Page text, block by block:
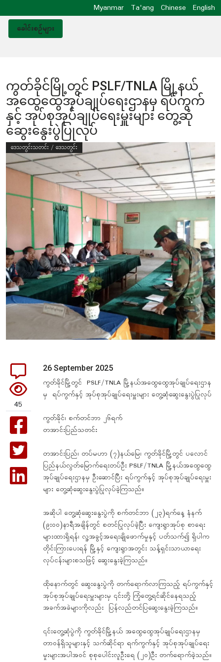
Myanmar Ta'ang Chinese
English
ခေါင်းစဥ်များ
ကွတ်ခိုင်မြို့တွင် PSLF/TNLA မြို့နယ်
အထွေထွေအုပ်ချုပ်ရေးဌာနမှ ရပ်ကွက်
နှင့် အုပ်စုအုပ်ချုပ်ရေးမှူးများ တွေ့ဆုံ
ဆွေးနွေးပွဲပြုလုပ်
ဒေသတွင်းသတင်း / ဒေသတွင်း
45
26 September 2025
ကွတ်ခိုင်မြို့တွင် PSLF/TNLA မြို့နယ်အထွေထွေအုပ်ချုပ်ရေးဌာန
မှ ရပ်ကွက်နှင့် အုပ်စုအုပ်ချုပ်ရေးမှူးများ တွေ့ဆုံဆွေးနွေးပွဲပြုလုပ်
ကွတ်ခိုင်၊ စက်တင်ဘာ ၂၆ရက်
တအာင်းပြည်သတင်း
တအာင်းပြည်၊ တပ်မဟာ (၇)နယ်မြေ၊ ကွတ်ခိုင်မြို့တွင် ပလောင်
ပြည်နယ်လွတ်မြောက်ရေးတပ်ဦး PSLF/TNLA မြို့နယ်အထွေထွေ
အုပ်ချုပ်ရေးဌာနမှ ဦးဆောင်ပြီး ရပ်ကွက်နှင့် အုပ်စုအုပ်ချုပ်ရေးမှူး
များ တွေ့ဆုံဆွေးနွေးပွဲပြုလုပ်ခဲ့ကြသည်။
အဆိုပါ တွေ့ဆုံဆွေးနွေးပွဲကို စက်တင်ဘာ (၂၃)ရက်နေ့ နံနက်
(၉း၀၀)နာရီအချိန်တွင် စတင်ပြုလုပ်ခဲ့ပြီး ကျေးရွာအုပ်စု စာရေး
များထားရှိရန်၊ လူ့အခွင့်အရေးချိုဖောက်မှုနှင့် ပတ်သက်၍ ရှိပါက
တိုင်းကြားပေးရန် မြို့နှင့် ကျေးရွာအတွင်း သန့်ရှင်းသာယာရေး
လုပ်ငန်းများစသဖြင့် ဆွေးနွေးခဲ့ကြသည်။
ထိုနောက်တွင် ဆွေးနွေးပွဲကို တက်ရောက်လာကြသည့် ရပ်ကွက်နှင့်
အုပ်စုအုပ်ချုပ်ရေးမှူးများမှ ၎င်းတို့ ကြုံတွေ့ရင်ဆိုင်နေရသည့်
အခက်အခဲများကိုလည်း ပြန်လည်တင်ပြဆွေးနွေးခဲ့ကြသည်။
၎င်းတွေ့ဆုံပွဲကို ကွတ်ခိုင်မြို့နယ် အထွေထွေအုပ်ချုပ်ရေးဌာနမှ
တာဝန်ရှိသူများနှင့် သက်ဆိုင်ရာ ရက်ကွက်နှင့် အုပ်စုအုပ်ချုပ်ရေး
မှုးများအပါအဝင် စုစုပေါင်းလူဦးရေ (၂၀)ဦး တက်ရောက်ခဲ့သည်။